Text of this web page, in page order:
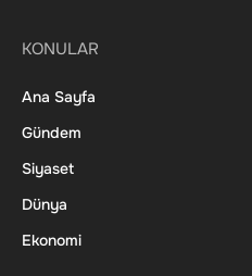
KONULAR
Ana Sayfa
Gündem
Siyaset
Dünya
Ekonomi